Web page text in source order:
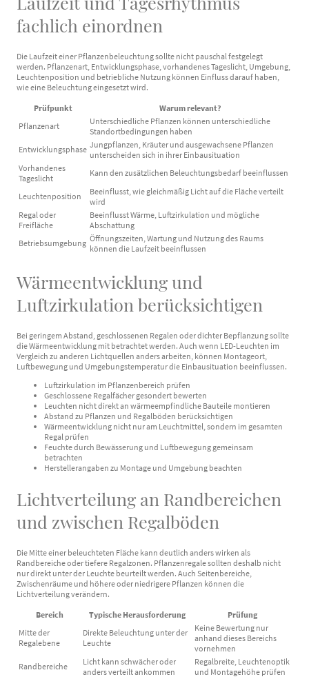
fachlich einordnen
Die Laufzeit einer Pflanzenbeleuchtung sollte nicht pauschal festgelegt
werden. Pflanzenart, Entwicklungsphase, vorhandenes Tageslicht, Umgebung,
Leuchtenposition und betriebliche Nutzung können Einfluss darauf haben,
wie eine Beleuchtung eingesetzt wird.
Prüfpunkt
Warum relevant?
Pflanzenart
Unterschiedliche Pflanzen können unterschiedliche
Standortbedingungen haben
Entwicklungsphase Jungpflanzen, Kräuter und ausgewachsene Pflanzen
unterscheiden sich in ihrer Einbausituation
Vorhandenes
Tageslicht
Kann den zusätzlichen Beleuchtungsbedarf beeinflussen
Leuchtenposition
Beeinflusst, wie gleichmäßig Licht auf die Fläche verteilt
wird
Regal oder
Freifläche
Beeinflusst Wärme, Luftzirkulation und mögliche
Abschattung
Betriebsumgebung Öffnungszeiten, Wartung und Nutzung des Raums
können die Laufzeit beeinflussen
Wärmeentwicklung und
Luftzirkulation berücksichtigen
Bei geringem Abstand, geschlossenen Regalen oder dichter Bepflanzung sollte
die Wärmeentwicklung mit betrachtet werden. Auch wenn LED-Leuchten im
Vergleich zu anderen Lichtquellen anders arbeiten, können Montageort,
Luftbewegung und Umgebungstemperatur die Einbausituation beeinflussen.
Luftzirkulation im Pflanzenbereich prüfen
Geschlossene Regalfächer gesondert bewerten
Leuchten nicht direkt an wärmeempfindliche Bauteile montieren
Abstand zu Pflanzen und Regalböden berücksichtigen
Wärmeentwicklung nicht nur am Leuchtmittel, sondern im gesamten
Regal prüfen
Feuchte durch Bewässerung und Luftbewegung gemeinsam
betrachten
Herstellerangaben zu Montage und Umgebung beachten
Lichtverteilung an Randbereichen
und zwischen Regalböden
Die Mitte einer beleuchteten Fläche kann deutlich anders wirken als
Randbereiche oder tiefere Regalzonen. Pflanzenregale sollten deshalb nicht
nur direkt unter der Leuchte beurteilt werden. Auch Seitenbereiche,
Zwischenräume und höhere oder niedrigere Pflanzen können die
Lichtverteilung verändern.
Bereich Typische Herausforderung
Prüfung
Mitte der
Regalebene
Direkte Beleuchtung unter der
Leuchte
Keine Bewertung nur
anhand dieses Bereichs
vornehmen
Randbereiche
Licht kann schwächer oder
anders verteilt ankommen
Regalbreite, Leuchtenoptik
und Montagehöhe prüfen